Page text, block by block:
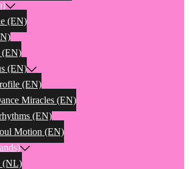
(EN)
(EN)
(EN)
(EN)
Miracles (EN)
(EN)
Motion (EN)
(NL)